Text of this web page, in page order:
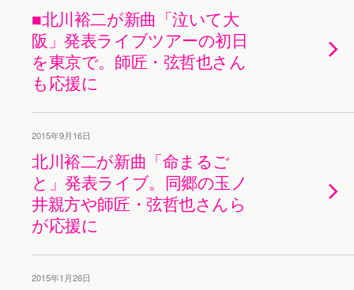
■北川裕二が新曲「泣いて大
阪」発表ライブツアーの初日
を東京で。師匠・弦哲也さん
も応援に
2015年9月16日
北川裕二が新曲「命まるご
と」発表ライブ。同郷の玉ノ
井親方や師匠・弦哲也さんら
が応援に
2015年1月26日